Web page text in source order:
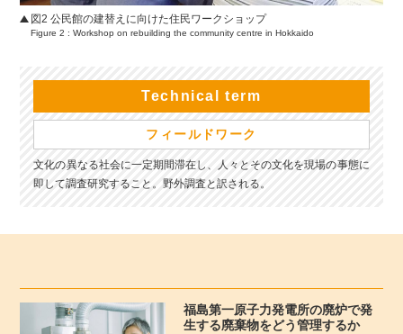
図2 公民館の建替えに向けた住民ワークショップ
Figure 2 : Workshop on rebuilding the community centre in Hokkaido
Technicalterm
フィールドワーク
文化の異なる社会に一定期間滞在し、人々とその文化を現場の事態に
即して調査研究すること。野外調査と訳される。
福島第一原子力発電所の廃炉で発
生する廃棄物をどう管理するか